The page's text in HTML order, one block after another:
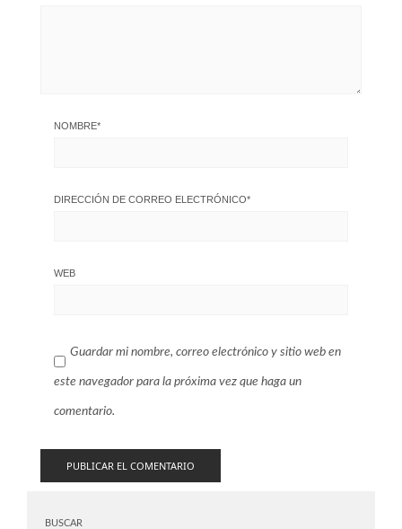
NOMBRE*
DIRECCIÓN DE CORREO ELECTRÓNICO*
WEB
Guardar mi nombre, correo electrónico y sitio web en
este navegador para la próxima vez que haga un
comentario.
BUSCAR